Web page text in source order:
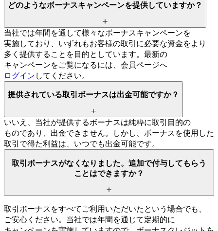
どのようなボーナスキャンペーンを提供していますか？
当社では年間を通して様々なボーナスキャンペーンを
実施しており、 いずれもお客様の取引に必要な資金をより
多く 提供する ことを目的と しています。 最新の
キャンペーンをご覧になるには、 会員ページへ
ログイン してください。
提供されている取引ボーナスは出金可能ですか？
いいえ、 当社が提供するボーナスは純粋に取引目的の
ものであり、 出金できません。 しかし、 ボーナスを使用した
取引で得た利益は、 いつでも出金可能です。
取引ボーナスがなくなりました。 追加で付与して もらう
ことはできますか？
取引ボーナスをすべて ご利用いただいたと いう 場合でも、
ご安心ください。 当社では年間を通じて定期的に